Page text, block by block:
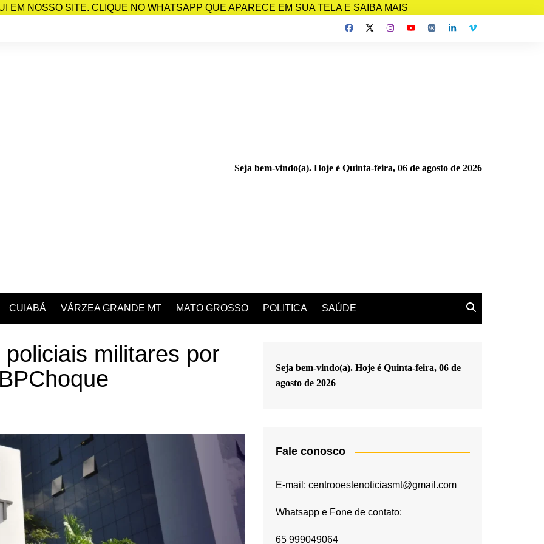
EM NOSSO SITE. CLIQUE NO WHATSAPP QUE APARECE EM SUA TELA E SAIBA MAIS
Seja bem-vindo(a). Hoje é Quinta-feira, 06 de agosto de 2026
CUIABÁ VÁRZEA GRANDE MT MATO GROSSO POLITICA SAÚDE
militares por
Seja bem-vindo(a). Hoje é Quinta-feira, 06 de
agosto de 2026
Fale conosco
E-mail: centrooestenoticiasmt@gmail.com
Whatsapp e Fone de contato:
65 999049064